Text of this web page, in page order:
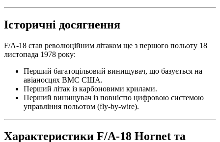
Історичні досягнення
F/A-18 став революційним літаком ще з першого польоту 18
листопада 1978 року:
Перший багатоцільовий винищувач, що базується на
авіаносцях ВМС США.
Перший літак із карбоновими крилами.
Перший винищувач із повністю цифровою системою
управління польотом (fly-by-wire).
Характеристики F/A-18 Hornet та